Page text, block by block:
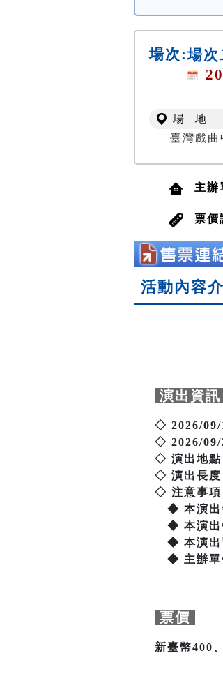
場次:場次
場 地
臺灣戲曲
主辦
票價
活動內容
演出資訊
◇ 2026/09/
◇ 2026/09/
◇ 演出地點
◇ 演出長度
◇ 注意事項
◆ 本演出
◆ 本演出
◆ 本演出
◆ 主辦單
票價
新臺幣400